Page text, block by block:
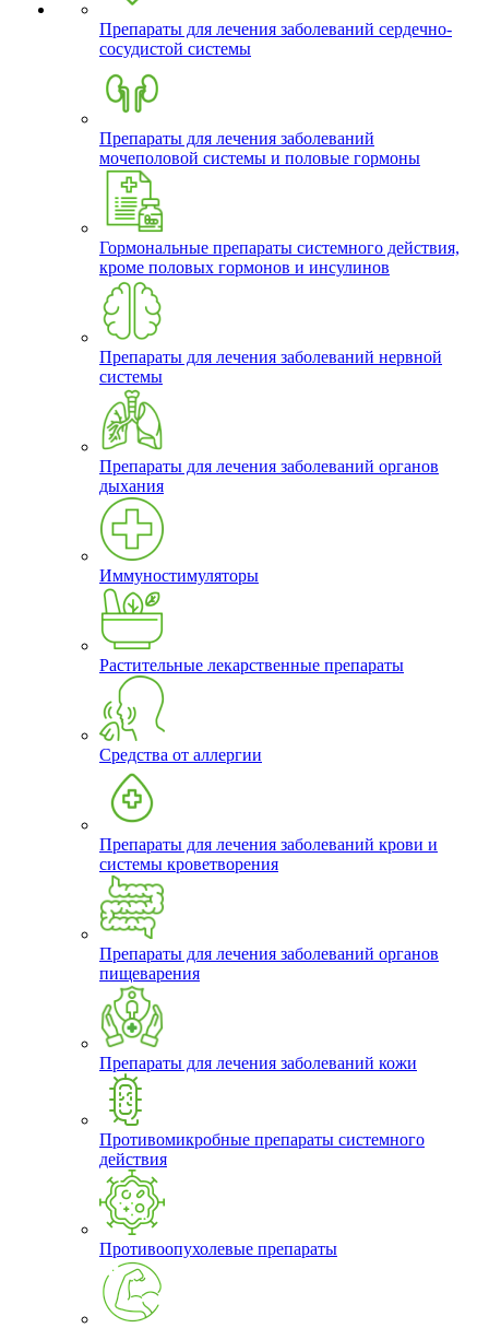
Препараты для лечения заболеваний сердечно-
сосудистой системы
Препараты для лечения заболеваний
мочеполовой системы и половые гормоны
Гормональные препараты системного действия,
кроме половых гормонов и инсулинов
Препараты для лечения заболеваний нервной
системы
Препараты для лечения заболеваний органов
дыхания
Иммуностимуляторы
Растительные лекарственные препараты
Средства от аллергии
Препараты для лечения заболеваний крови и
системы кроветворения
Препараты для лечения заболеваний органов
пищеварения
Препараты для лечения заболеваний кожи
Противомикробные препараты системного
действия
Противоопухолевые препараты